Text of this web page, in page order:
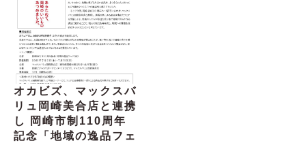
オカビズ、マックスバ
リュ岡崎美合店と連携
し 岡崎市制110周年
記念「地域の逸品フェ